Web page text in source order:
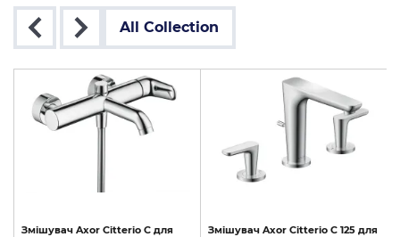
All Collection
Змішувач Axor Citterio C для
Змішувач Axor Citterio C 125 для